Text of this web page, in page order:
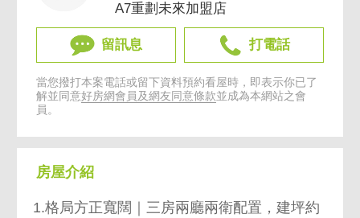
A7重劃未來加盟店
留訊息 打電話
當您撥打本案電話或留下資料預約看屋時，即表示你已了
解並同意好房網會員及網友同意條款並成為本網站之會
員。
房屋介紹
1.格局方正寬闊｜三房兩廳兩衛配置，建坪約